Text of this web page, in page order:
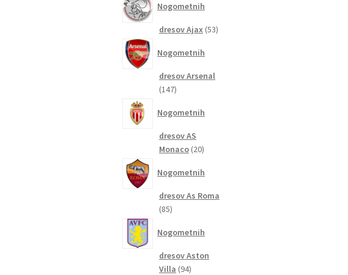
Nogometnih
dresov Ajax 5353
Nogometnih
dresov Arsenal
147147
Nogometnih
dresov AS
Monaco 2020
Nogometnih
dresov As Roma
8585
Nogometnih
dresov Aston
Villa 9494